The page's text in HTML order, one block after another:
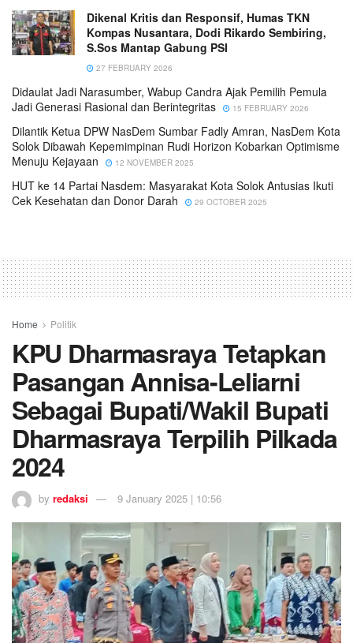
Dikenal Kritis dan Responsif, Humas TKN
Kompas Nusantara, Dodi Rikardo Sembiring,
S.Sos Mantap Gabung PSI
27 FEBRUARY 2026
Didaulat Jadi Narasumber, Wabup Candra Ajak Pemilih Pemula
Jadi Generasi Rasional dan Berintegritas
15 FEBRUARY 2026
Dilantik Ketua DPW NasDem Sumbar Fadly Amran, NasDem Kota
Solok Dibawah Kepemimpinan Rudi Horizon Kobarkan Optimisme
Menuju Kejayaan
12 NOVEMBER 2025
HUT ke 14 Partai Nasdem: Masyarakat Kota Solok Antusias Ikuti
Cek Kesehatan dan Donor Darah
29 OCTOBER 2025
Home Politik
KPU Dharmasraya Tetapkan
Pasangan Annisa-Leliarni
Sebagai Bupati/Wakil Bupati
Dharmasraya Terpilih Pilkada
2024
by redaksi 9 January 2025 | 10:56